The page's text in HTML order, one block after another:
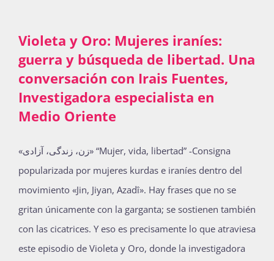
Violeta y Oro: Mujeres iraníes:
guerra y búsqueda de libertad. Una
conversación con Irais Fuentes,
Investigadora especialista en
Medio Oriente
«زن، زندگی، آزادی» “Mujer, vida, libertad” -Consigna
popularizada por mujeres kurdas e iraníes dentro del
movimiento «Jin, Jiyan, Azadî». Hay frases que no se
gritan únicamente con la garganta; se sostienen también
con las cicatrices. Y eso es precisamente lo que atraviesa
este episodio de Violeta y Oro, donde la investigadora